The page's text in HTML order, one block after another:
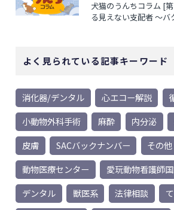
犬猫のうんちコラム [
る見えない支配者 ～
よく見られている記事キーワード
消化器/デンタル 心エコー解説
小動物外科手術
麻酔 内分泌
皮膚
SACバックナンバー その他
動物医療センター
愛玩動物看護師
デンタル
獣医系 法律相談